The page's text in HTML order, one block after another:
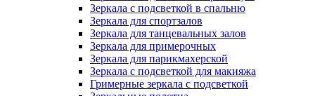
Зеркала с подсветкой в спальню
Зеркала для спортзалов
Зеркала для танцевальных залов
Зеркала для примерочных
Зеркала для парикмахерской
Зеркала с подсветкой для макияжа
Гримерные зеркала с подсветкой